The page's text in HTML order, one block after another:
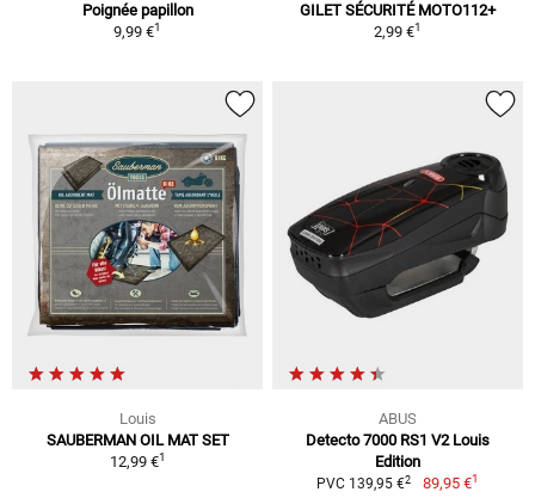
Poignée papillon
9,99 €1
GILET SÉCURITÉ MOTO112+
2,99 €1
Louis
SAUBERMAN OIL MAT SET
12,99 €1
ABUS
Detecto 7000 RS1 V2 Louis
Edition
PVC 139,95 €2 89,95 €1